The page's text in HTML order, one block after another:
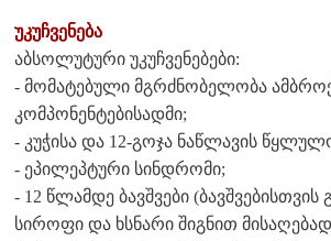
უკუჩვენება
აბსოლუტური უკუჩვენებები:
- მომატებული მგრძნობელობა
კომპონენტებისადმი;
- კუჭისა და 12-გოჯა ნაწლავის
- ეპილეპტური სინდრომი;
- 12 წლამდე ბავშვები
სიროფი და ხსნარი შიგნით